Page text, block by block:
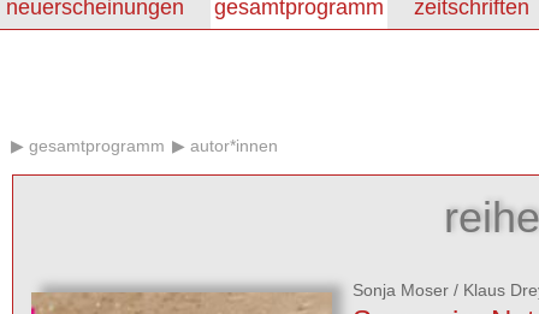
neuerscheinungen gesamtprogramm zeitschriften
gesamtprogramm autor*innen
Sonja Moser/ Klaus